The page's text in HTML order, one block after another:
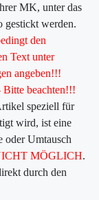
MK, unter das
werden.
den
Text unter
angeben!!!
beachten!!!
speziell für
wird, ist eine
oder Umtausch
MÖGLICH.
durch den